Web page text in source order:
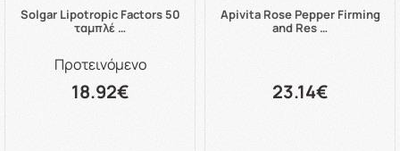
Solgar Lipotropic Factors 50
ταμπλέ …
Προτεινόμενο
18.92€
Apivita Rose Pepper Firming
and Res …
23.14€